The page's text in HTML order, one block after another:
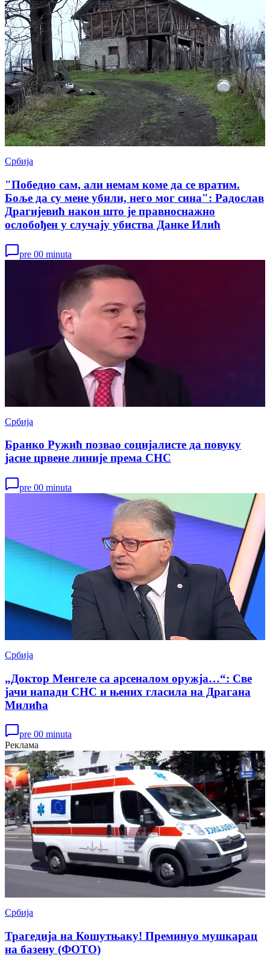
Србија
"Победио сам, али немам коме да се вратим.
Боље да су мене убили, него мог сина": Радослав
Драгијевић након што је правноснажно
ослобођен у случају убиства Данке Илић
pre 00 minuta
Србија
Бранко Ружић позвао социјалисте да повуку
јасне црвене линије према СНС
pre 00 minuta
Србија
„Доктор Менгеле са арсеналом оружја…“: Све
јачи напади СНС и њених гласила на Драгана
Милића
pre 00 minuta
Реклама
Србија
Трагедија на Кошутњаку! Преминуо мушкарац
на базену (ФОТО)